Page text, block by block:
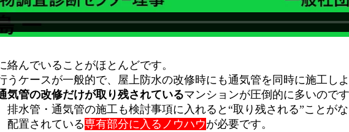
絡んでいることがほとんどです。
うケースが一般的で、屋上防水の改修時にも通気管を同時に施工し
気管の改修だけが取り残されているマンションが圧倒的に多いのです
水管・通気管の施工も検討事項に入れると“取り残される”ことがな
配置されている専有部分に入るノウハウが必要です。